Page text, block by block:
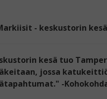
- keskustorin
kesä tuo
jossa
-